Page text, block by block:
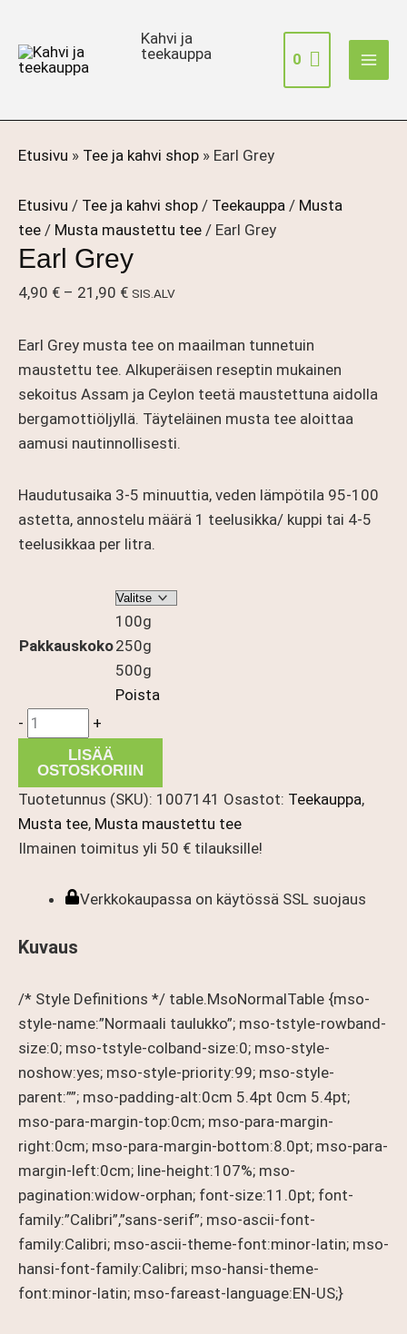
Kahvi ja
teekauppa
0
Etusivu » Tee ja kahvi shop » Earl Grey
Etusivu / Tee ja kahvi shop / Teekauppa / Musta
tee / Musta maustettu tee / Earl Grey
Earl Grey
4,90 € – 21,90 €Hintaluokka:
-
21,90 €
SIS.ALV
Earl Grey musta tee on maailman tunnetuin
maustettu tee. Alkuperäisen reseptin mukainen
sekoitus Assam ja Ceylon teetä maustettuna aidolla
bergamottiöljyllä. Täyteläinen musta tee aloittaa
aamusi nautinnollisesti.
Haudutusaika 3-5 minuuttia, veden lämpötila 95-100
astetta, annostelu määrä 1 teelusikka/ kuppi tai 4-5
teelusikkaa per litra.
Pakkauskoko
100g
250g
500g
Poista
- Earl
Grey
määrä
+
LISÄÄ
OSTOSKORIIN
Tuotetunnus (SKU): 1007141 Osastot: Teekauppa,
Musta tee, Musta maustettu tee
Ilmainen toimitus yli 50 € tilauksille!
Verkkokaupassa on käytössä SSL suojaus
Kuvaus
/* Style Definitions */ table.MsoNormalTable {mso-
style-name:”Normaali taulukko”; mso-tstyle-rowband-
size:0; mso-tstyle-colband-size:0; mso-style-
noshow:yes; mso-style-priority:99; mso-style-
parent:””; mso-padding-alt:0cm 5.4pt 0cm 5.4pt;
mso-para-margin-top:0cm; mso-para-margin-
right:0cm; mso-para-margin-bottom:8.0pt; mso-para-
margin-left:0cm; line-height:107%; mso-
pagination:widow-orphan; font-size:11.0pt; font-
family:”Calibri”,”sans-serif”; mso-ascii-font-
family:Calibri; mso-ascii-theme-font:minor-latin; mso-
hansi-font-family:Calibri; mso-hansi-theme-
font:minor-latin; mso-fareast-language:EN-US;}